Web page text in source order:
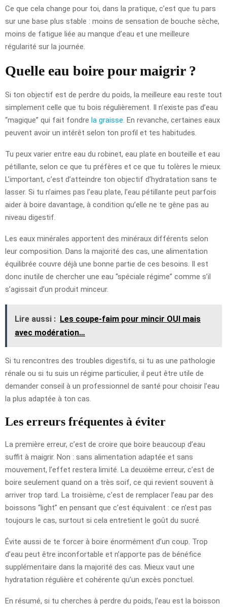
Ce que cela change pour toi, dans la pratique, c’est que tu pars
sur une base plus stable : moins de sensation de bouche sèche,
moins de fatigue liée au manque d’eau et une meilleure
régularité sur la journée.
Quelle eau boire pour maigrir ?
Si ton objectif est de perdre du poids, la meilleure eau reste tout
simplement celle que tu bois régulièrement. Il n’existe pas d’eau
“magique” qui fait fondre la graisse . En revanche, certaines eaux
peuvent avoir un intérêt selon ton profil et tes habitudes.
Tu peux varier entre eau du robinet, eau plate en bouteille et eau
pétillante, selon ce que tu préfères et ce que tu tolères le mieux.
L’important, c’est d’atteindre ton objectif d’hydratation sans te
lasser. Si tu n’aimes pas l’eau plate, l’eau pétillante peut parfois
aider à boire davantage, à condition qu’elle ne te gêne pas au
niveau digestif.
Les eaux minérales apportent des minéraux différents selon
leur composition. Dans la majorité des cas, une alimentation
équilibrée couvre déjà une bonne partie de ces besoins. Il est
donc inutile de chercher une eau “spéciale régime” comme s’il
s’agissait d’un produit minceur.
Lire aussi : Les coupe-faim pour mincir OUI mais
avec modération…
Si tu rencontres des troubles digestifs, si tu as une pathologie
rénale ou si tu suis un régime particulier, il peut être utile de
demander conseil à un professionnel de santé pour choisir l’eau
la plus adaptée à ton cas.
Les erreurs fréquentes à éviter
La première erreur, c’est de croire que boire beaucoup d’eau
suffit à maigrir. Non : sans alimentation adaptée et sans
mouvement, l’effet restera limité. La deuxième erreur, c’est de
boire seulement quand on a très soif, ce qui revient souvent à
arriver trop tard. La troisième, c’est de remplacer l’eau par des
boissons “light” en pensant que c’est équivalent : ce n’est pas
toujours le cas, surtout si cela entretient le goût du sucré.
Évite aussi de te forcer à boire énormément d’un coup. Trop
d’eau peut être inconfortable et n’apporte pas de bénéfice
supplémentaire dans la majorité des cas. Mieux vaut une
hydratation régulière et cohérente qu’un excès ponctuel.
En résumé, si tu cherches à perdre du poids, l’eau est la boisson